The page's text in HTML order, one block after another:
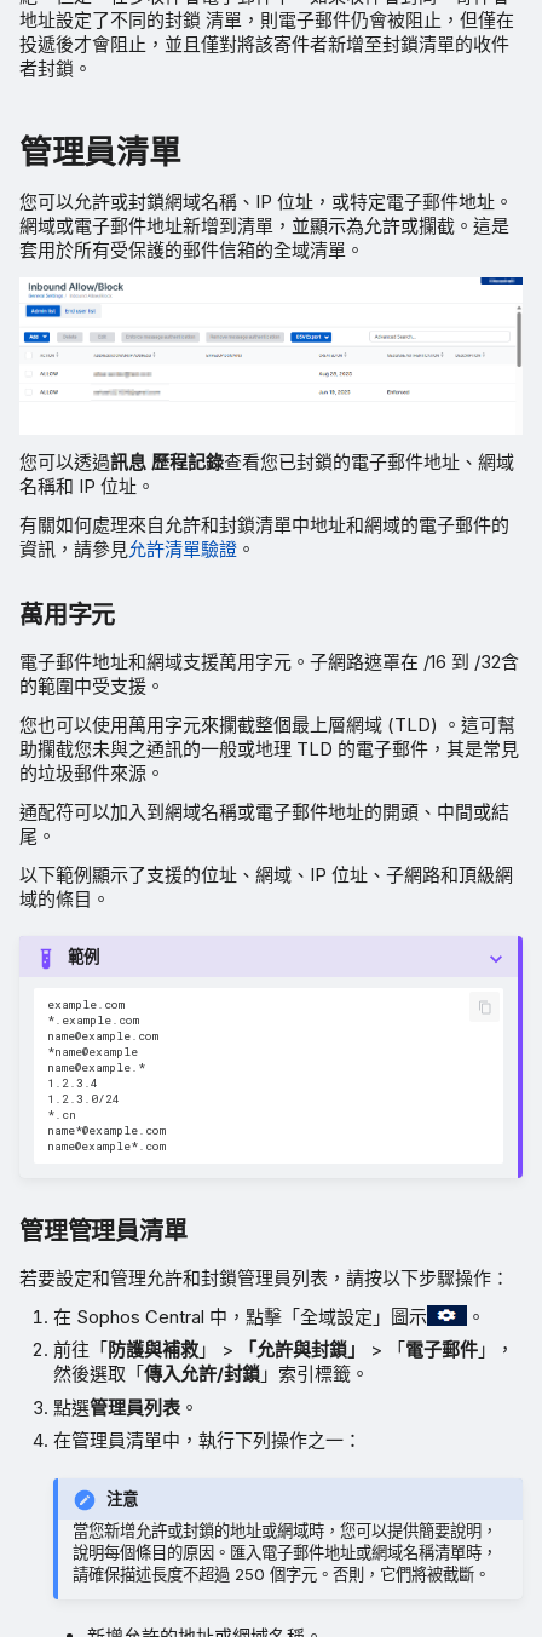
地址設定了不同的封鎖 清單，則電子郵件仍會被阻止，但僅在
投遞後才會阻止，並且僅對將該寄件者新增至封鎖清單的收件
者封鎖。
管理員清單
您可以允許或封鎖網域名稱、IP 位址，或特定電子郵件地址。
網域或電子郵件地址新增到清單，並顯示為允許或攔截。這是
套用於所有受保護的郵件信箱的全域清單。
您可以透過訊息 歷程記錄查看您已封鎖的電子郵件地址、網域
名稱和 IP 位址。
有關如何處理來自允許和封鎖清單中地址和網域的電子郵件的
資訊，請參見允許清單驗證 。
萬用字元
電子郵件地址和網域支援萬用字元。子網路遮罩在 /16 到 /32含
的範圍中受支援。
您也可以使用萬用字元來攔截整個最上層網域 (TLD) 。這可幫
助攔截您未與之通訊的一般或地理 TLD 的電子郵件，其是常見
的垃圾郵件來源。
通配符可以加入到網域名稱或電子郵件地址的開頭、中間或結
尾。
以下範例顯示了支援的位址、網域、IP 位址、子網路和頂級網
域的條目。
範例
example.com
*.example.com
name@example.com
*name@example
name@example.*
1.2.3.4
1.2.3.0/24
*.cn
name*@example.com
管理管理員清單
若要設定和管理允許和封鎖管理員列表，請按以下步驟操作：
在 Sophos Central 中，點擊「全域設定」圖示
。
前往「 防護與補救 」 > 「允許與封鎖」 > 「 電子郵件 」，
然後選取「傳入允許/封鎖 」索引標籤。
點選管理員列表 。
在管理員清單中，執行下列操作之一：
注意
當您新增允許或封鎖的地址或網域時，您可以提供簡要說明，
說明每個條目的原因。匯入電子郵件地址或網域名稱清單時，
請確保描述長度不超過 250 個字元。否則，它們將被截斷。